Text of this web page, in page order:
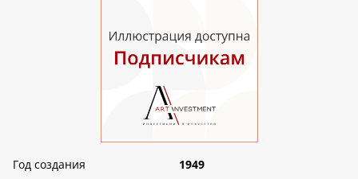
Год создания
1949